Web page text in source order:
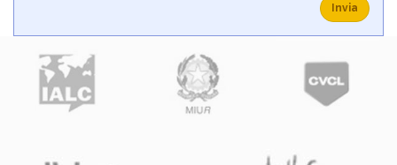
Invia